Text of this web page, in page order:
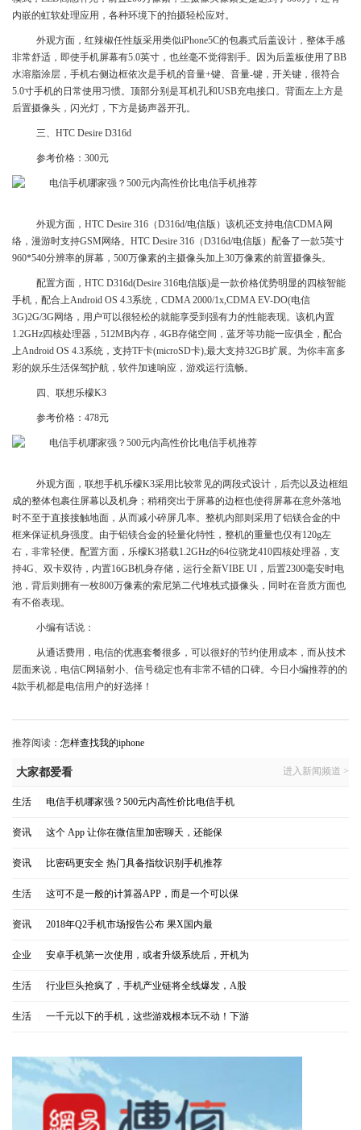
内嵌的虹软处理应用，各种环境下的拍摄轻松应对。
外观方面，红辣椒任性版采用类似iPhone5C的包裹式后盖设计，整体手感
非常舒适，即使手机屏幕有5.0英寸，也丝毫不觉得割手。因为后盖板使用了BB
水溶脂涂层，手机右侧边框依次是手机的音量+键、音量-键，开关键，很符合
5.0寸手机的日常使用习惯。顶部分别是耳机孔和USB充电接口。背面左上方是
后置摄像头，闪光灯，下方是扬声器开孔。
三、HTC Desire D316d
参考价格：300元
外观方面，HTC Desire 316（D316d/电信版）该机还支持电信CDMA网
络，漫游时支持GSM网络。HTC Desire 316（D316d/电信版）配备了一款5英寸
960*540分辨率的屏幕，500万像素的主摄像头加上30万像素的前置摄像头。
配置方面，HTC D316d(Desire 316电信版)是一款价格优势明显的四核智能
手机，配合上Android OS 4.3系统，CDMA 2000/1x,CDMA EV-DO(电信
3G)2G/3G网络，用户可以很轻松的就能享受到强有力的性能表现。该机内置
1.2GHz四核处理器，512MB内存，4GB存储空间，蓝牙等功能一应俱全，配合
上Android OS 4.3系统，支持TF卡(microSD卡),最大支持32GB扩展。为你丰富多
彩的娱乐生活保驾护航，软件加速响应，游戏运行流畅。
四、联想乐檬K3
参考价格：478元
外观方面，联想手机乐檬K3采用比较常见的两段式设计，后壳以及边框组
成的整体包裹住屏幕以及机身；稍稍突出于屏幕的边框也使得屏幕在意外落地
时不至于直接接触地面，从而减小碎屏几率。整机内部则采用了铝镁合金的中
框来保证机身强度。由于铝镁合金的轻量化特性，整机的重量也仅有120g左
右，非常轻便。配置方面，乐檬K3搭载1.2GHz的64位骁龙410四核处理器，支
持4G、双卡双待，内置16GB机身存储，运行全新VIBE UI，后置2300毫安时电
池，背后则拥有一枚800万像素的索尼第二代堆栈式摄像头，同时在音质方面也
有不俗表现。
小编有话说：
从通话费用，电信的优惠套餐很多，可以很好的节约使用成本，而从技术
层面来说，电信C网辐射小、信号稳定也有非常不错的口碑。今日小编推荐的的
4款手机都是电信用户的好选择！
推荐阅读： 怎样查找我的iphone
大家都爱看 进入新闻频道 >
生活 电信手机哪家强？500元内高性价比电信手机
资讯 这个 App 让你在微信里加密聊天，还能保
资讯 比密码更安全 热门具备指纹识别手机推荐
生活 这可不是一般的计算器APP，而是一个可以保
资讯 2018年Q2手机市场报告公布 果X国内最
企业 安卓手机第一次使用，或者升级系统后，开机为
生活 行业巨头抢疯了，手机产业链将全线爆发，A股
生活 一千元以下的手机，这些游戏根本玩不动！下游